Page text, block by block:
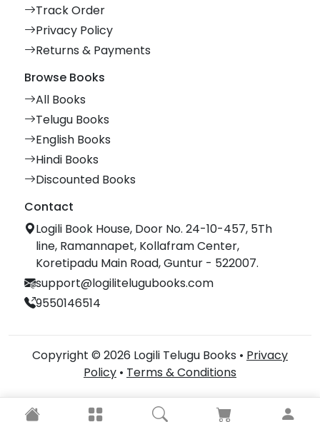
Track Order
Privacy Policy
Returns & Payments
Browse Books
All Books
Telugu Books
English Books
Hindi Books
Discounted Books
Contact
Logili Book House, Door No. 24-10-457, 5Th
line, Ramannapet, Kollafram Center,
Koretipadu Main Road, Guntur - 522007.
support@logilitelugubooks.com
9550146514
Copyright © 2026 Logili Telugu Books • Privacy
Policy • Terms & Conditions